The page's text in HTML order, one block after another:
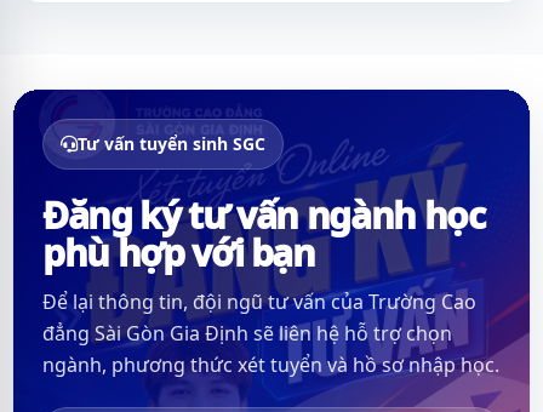
Tư vấn tuyển sinh SGC
Đăng ký tư vấn ngành học
phù hợp với bạn
Để lại thông tin, đội ngũ tư vấn của Trường Cao
đẳng Sài Gòn Gia Định sẽ liên hệ hỗ trợ chọn
ngành, phương thức xét tuyển và hồ sơ nhập học.